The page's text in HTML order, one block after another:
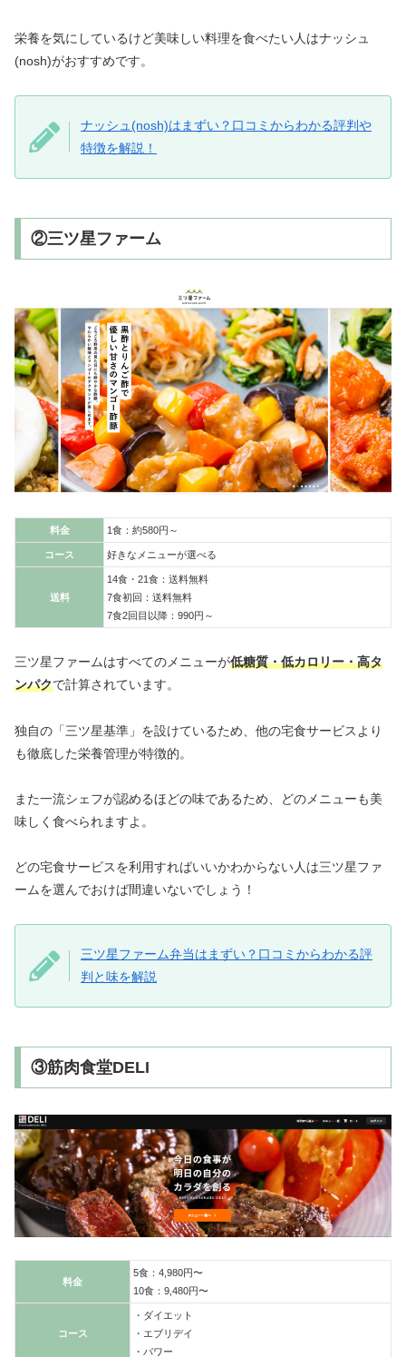
栄養を気にしているけど美味しい料理を食べたい人はナッシュ
(nosh)がおすすめです。
ナッシュ(nosh)はまずい？口コミからわかる評判や
特徴を解説！
②三ツ星ファーム
料金 1食：約580円～
コース 好きなメニューが選べる
送料
14食・21食：送料無料
7食初回：送料無料
7食2回目以降：990円～
三ツ星ファームはすべてのメニューが低糖質・低カロリー・高タ
ンパクで計算されています。
独自の「三ツ星基準」を設けているため、他の宅食サービスより
も徹底した栄養管理が特徴的。
また一流シェフが認めるほどの味であるため、どのメニューも美
味しく食べられますよ。
どの宅食サービスを利用すればいいかわからない人は三ツ星ファ
ームを選んでおけば間違いないでしょう！
三ツ星ファーム弁当はまずい？口コミからわかる評
判と味を解説
③筋肉食堂DELI
料金
5食：4,980円〜
10食：9,480円〜
コース
・ダイエット
・エブリデイ
・パワー